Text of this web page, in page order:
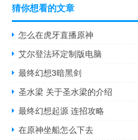
猜你想看的文章
怎么在虎牙直播原神
艾尔登法环定制版电脑
最终幻想3暗黑剑
圣水梁 关于圣水梁的介绍
最终幻想起源 连招攻略
在原神坐船怎么下去